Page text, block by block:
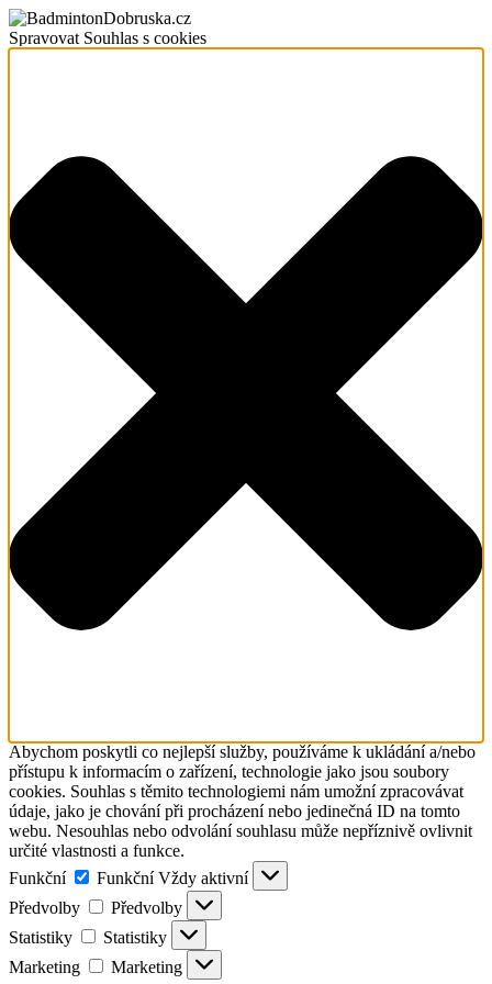
Spravovat Souhlas s cookies
Abychom poskytli co nejlepší služby, používáme k ukládání a/nebo
přístupu k informacím o zařízení, technologie jako jsou soubory
cookies. Souhlas s těmito technologiemi nám umožní zpracovávat
údaje, jako je chování při procházení nebo jedinečná ID na tomto
webu. Nesouhlas nebo odvolání souhlasu může nepříznivě ovlivnit
určité vlastnosti a funkce.
Funkční
Funkční Vždy aktivní
Předvolby
Předvolby
Statistiky
Statistiky
Marketing
Marketing